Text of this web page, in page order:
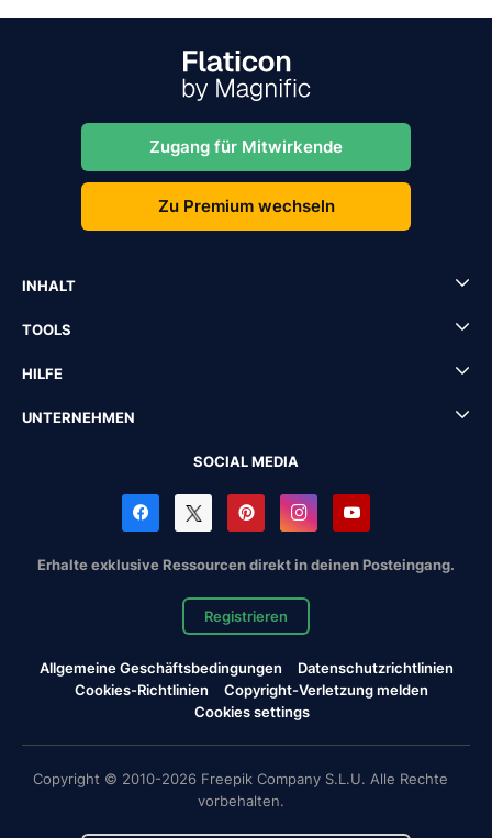
Zugang für Mitwirkende
Zu Premium wechseln
INHALT
TOOLS
HILFE
UNTERNEHMEN
SOCIAL MEDIA
Erhalte exklusive Ressourcen direkt in deinen Posteingang.
Registrieren
Allgemeine Geschäftsbedingungen
Datenschutzrichtlinien
Cookies-Richtlinien
Copyright-Verletzung melden
Cookies settings
Copyright © 2010-2026 Freepik Company S.L.U. Alle Rechte
vorbehalten.